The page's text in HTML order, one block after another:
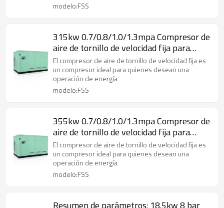
modelo:FSS
315kw 0.7/0.8/1.0/1.3mpa Compresor de
aire de tornillo de velocidad fija para
industrial
El compresor de aire de tornillo de velocidad fija es
un compresor ideal para quienes desean una
operación de energía
modelo:FSS
355kw 0.7/0.8/1.0/1.3mpa Compresor de
aire de tornillo de velocidad fija para
industrial
El compresor de aire de tornillo de velocidad fija es
un compresor ideal para quienes desean una
operación de energía
modelo:FSS
Resumen de parámetros: 18.5kw 8 bar